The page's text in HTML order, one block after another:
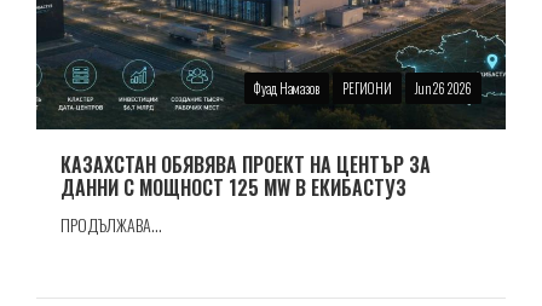
Фуад Намазов РЕГИОНИ Jun 26 2026
КАЗАХСТАН ОБЯВЯВА ПРОЕКТ НА ЦЕНТЪР ЗА
ДАННИ С МОЩНОСТ 125 MW В ЕКИБАСТУЗ
ПРОДЪЛЖАВА...